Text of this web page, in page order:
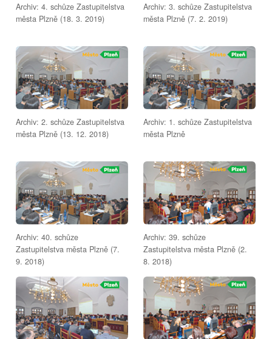
Archiv: 4. schůze Zastupitelstva
města Plzně (18. 3. 2019)
Archiv: 3. schůze Zastupitelstva
města Plzně (7. 2. 2019)
Archiv: 2. schůze Zastupitelstva
města Plzně (13. 12. 2018)
Archiv: 1. schůze Zastupitelstva
města Plzně
Archiv: 40. schůze
Zastupitelstva města Plzně (7.
9. 2018)
Archiv: 39. schůze
Zastupitelstva města Plzně (2.
8. 2018)